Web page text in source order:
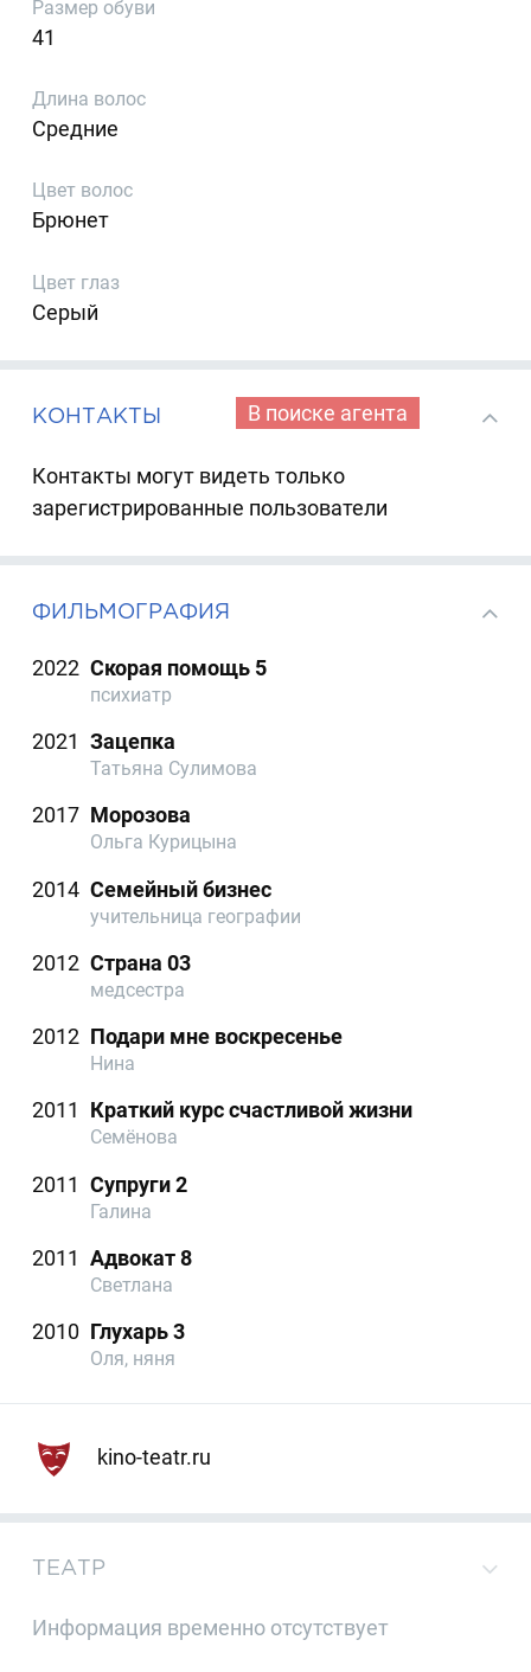
Размер обуви
41
Длина волос
Средние
Цвет волос
Брюнет
Цвет глаз
Серый
КОНТАКТЫ В поиске агента
Контакты могут видеть только
зарегистрированные пользователи
ФИЛЬМОГРАФИЯ
2022 Скорая помощь 5
психиатр
2021 Зацепка
Татьяна Сулимова
2017 Морозова
Ольга Курицына
2014 Семейный бизнес
учительница географии
2012 Страна 03
медсестра
2012 Подари мне воскресенье
Нина
2011 Краткий курс счастливой жизни
Семёнова
2011 Супруги 2
Галина
2011 Адвокат 8
Светлана
2010 Глухарь 3
Оля, няня
kino-teatr.ru
ТЕАТР
Информация временно отсутствует